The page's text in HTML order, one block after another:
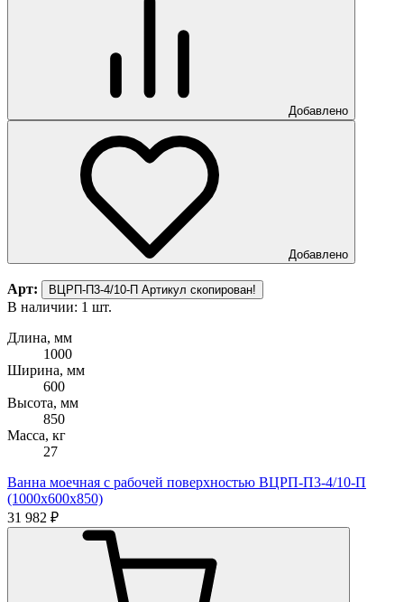
Добавлено
Добавлено
Арт: ВЦРП-П3-4/10-П Артикул скопирован!
В наличии: 1 шт.
Длина, мм
1000
Ширина, мм
600
Высота, мм
850
Масса, кг
27
Ванна моечная с рабочей поверхностью ВЦРП-П3-4/10-П
(1000х600х850)
31 982 ₽